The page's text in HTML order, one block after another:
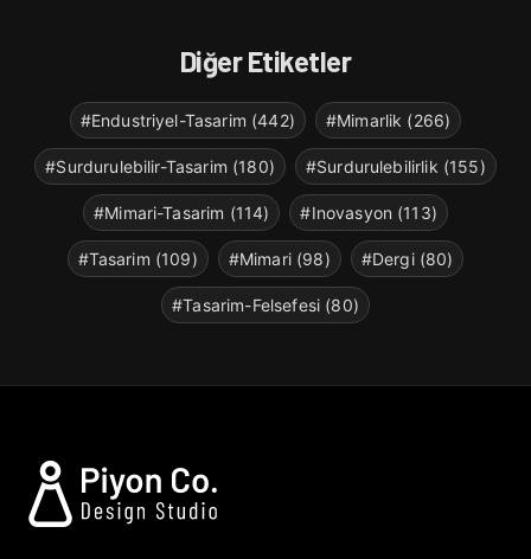
Diğer Etiketler
#Endustriyel-Tasarim (442) #Mimarlik (266)
#Surdurulebilir-Tasarim (180) #Surdurulebilirlik (155)
#Mimari-Tasarim (114) #Inovasyon (113)
#Tasarim (109) #Mimari (98) #Dergi (80)
#Tasarim-Felsefesi (80)